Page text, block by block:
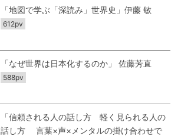
「地図で学ぶ「深読み」世界史」伊藤 敏
612pv
「なぜ世界は日本化するのか」 佐藤芳直
588pv
「信頼される人の話し方 軽く見られる人の
話し方 言葉×声×メンタルの掛け合わせで